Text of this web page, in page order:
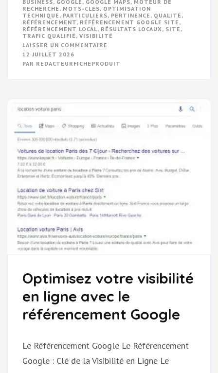
BUSINESS, GOOGLE , GOOGLE MAPS, MOTEUR DE
RECHERCHE , MOTS-CLÉS, OPTIMISATION
TECHNIQUE , PARTICULIERS, PERTINENCE , QUALITÉ ,
RÉFÉRENCEMENT, RÉFÉRENCEMENT GOOGLE SITE ,
RÉFÉRENCEMENT LOCAL, RÉSULTATS LOCAUX , SITE ,
TRAFIC QUALIFIÉ , VISIBILITÉ
LAISSER UN COMMENTAIRE
SITE
12 JUILLET 2026
PAR REDACTEURFICHEPRODUIT
Optimisez votre visibilité
en ligne avec le
référencement Google
Le Référencement Google Le Référencement
Google : Clé de la Visibilité en Ligne Le